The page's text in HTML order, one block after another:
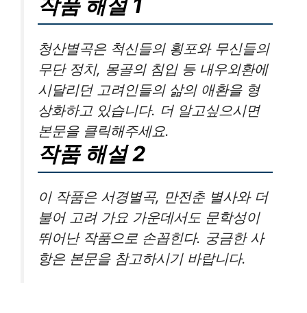
작품 해설 1
청산별곡은 척신들의 횡포와 무신들의
무단 정치, 몽골의 침입 등 내우외환에
시달리던 고려인들의 삶의 애환을 형
상화하고 있습니다. 더 알고싶으시면
본문을 클릭해주세요.
작품 해설 2
이 작품은 서경별곡, 만전춘 별사와 더
불어 고려 가요 가운데서도 문학성이
뛰어난 작품으로 손꼽힌다. 궁금한 사
항은 본문을 참고하시기 바랍니다.